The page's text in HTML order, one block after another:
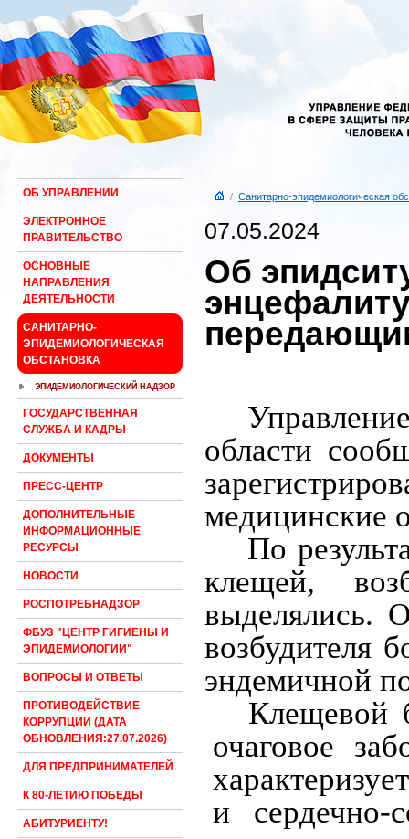
ОБ УПРАВЛЕНИИ
ЭЛЕКТРОННОЕ
ПРАВИТЕЛЬСТВО
ОСНОВНЫЕ
НАПРАВЛЕНИЯ
ДЕЯТЕЛЬНОСТИ
САНИТАРНО-
ЭПИДЕМИОЛОГИЧЕСКАЯ
ОБСТАНОВКА
ЭПИДЕМИОЛОГИЧЕСКИЙ НАДЗОР
ГОСУДАРСТВЕННАЯ
СЛУЖБА И КАДРЫ
ДОКУМЕНТЫ
ПРЕСС-ЦЕНТР
ДОПОЛНИТЕЛЬНЫЕ
ИНФОРМАЦИОННЫЕ
РЕСУРСЫ
НОВОСТИ
РОСПОТРЕБНАДЗОР
ФБУЗ "ЦЕНТР ГИГИЕНЫ И
ЭПИДЕМИОЛОГИИ"
ВОПРОСЫ И ОТВЕТЫ
ПРОТИВОДЕЙСТВИЕ
КОРРУПЦИИ (ДАТА
ОБНОВЛЕНИЯ:27.07.2026)
ДЛЯ ПРЕДПРИНИМАТЕЛЕЙ
К 80-ЛЕТИЮ ПОБЕДЫ
АБИТУРИЕНТУ!
/ Санитарно-эпидемиологическая
07.05.2024
Об
области
медицинские
По
клещей,
выделялись.
возбудителя
эндемичной
Клещевой
очаговое
и сердечно-